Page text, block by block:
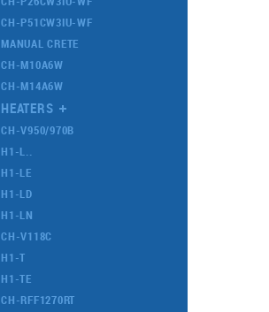
CH-P51CW3IU-WF
MANUAL CRETE
CH-M10A6W
CH-M14A6W
HEATERS
DYNASTY SERIES
DOMESTIC BLACK SERIES
DOMESTIC SERIES
PREMIUM SERIES
LIGHT HEATERS
CH-V950/970B
H1-L..
H1-LE
H1-LD
H1-LN
CH-V118C
H1-T
H1-TE
CH-RFF1270RT